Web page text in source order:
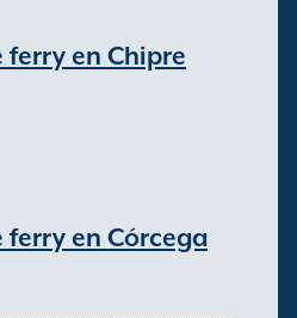
ferry en Chipre
ferry en Córcega